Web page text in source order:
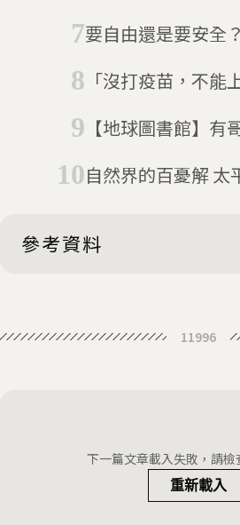
要自由還是要安全
「沒打疫苗，不能上學」 義
【地球圖書館】有
秘密
自然
參考資料
After Deadly
so bad.
‘Why My Baby?’:
Robbed Samoa of
11996
下一篇文章載入失敗，請檢
重新載入